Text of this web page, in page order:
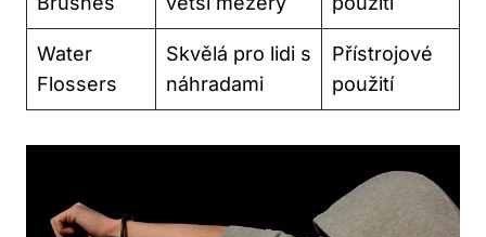
Water
Flossers
Skvělá pro lidi s
náhradami
Přístrojové
použití